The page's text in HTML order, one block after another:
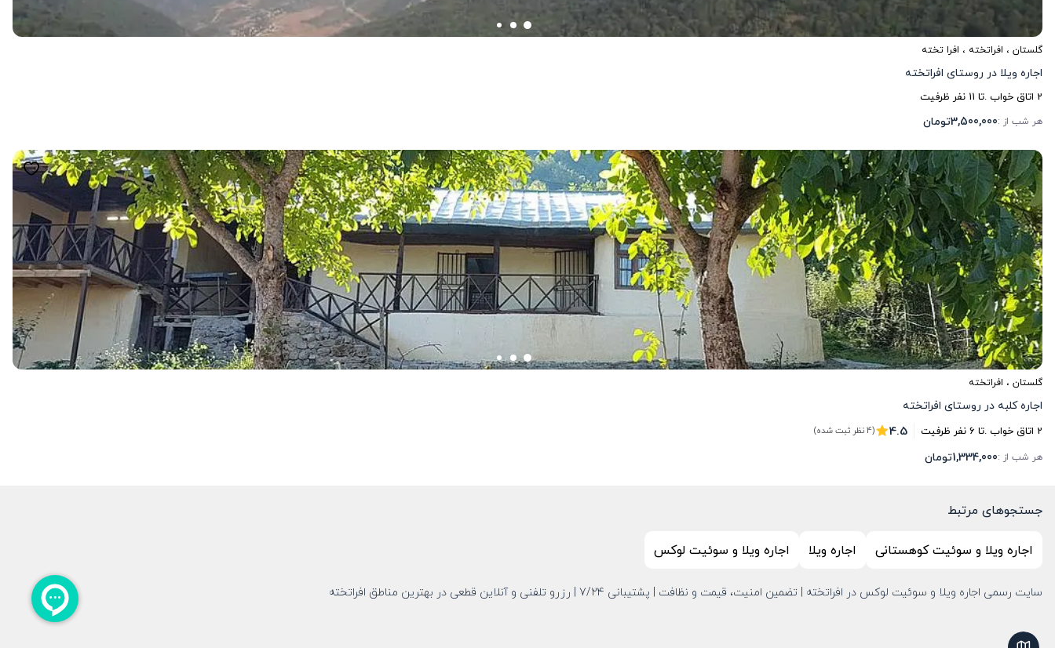
گلستان ، افراتخته ، افرا تخته
اجاره ویلا در روستای افراتخته
2 اتاق خواب .تا 11 نفر ظرفیت
هر شب از :3,500,000تومان
گلستان ، افراتخته
اجاره کلبه در روستای افراتخته
2 اتاق خواب .تا 6نفر ظرفیت 4.5 (4 نظر ثبت شده)
هر شب از :1,334,000تومان
جستجوهای مرتبط
اجاره ویلا و سوئیت کوهستانی
اجاره ویلا اجاره ویلا و سوئیت لوکس
سایت رسمی اجاره ویلا و سوئیت لوکس در افراتخته | تضمین امنیت، قیمت و نظافت | پشتیبانی 7/24 | رزرو تلفنی و آنلاین قطعی در بهترین مناطق افراتخته